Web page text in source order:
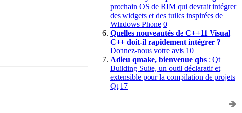
prochain OS de RIM qui devrait intégrer
des widgets et des tuiles inspirées de
Windows Phone 0
Quelles nouveautés de C++11 Visual
C++ doit-il rapidement intégrer ?
Donnez-nous votre avis 10
Adieu qmake, bienvenue qbs : Qt
Building Suite, un outil déclaratif et
extensible pour la compilation de projets
Qt 17